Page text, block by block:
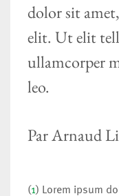
dolor sit
elit. Ut elit
ullamcorper
leo.
Par Arnaud
(1) Lorem ipsum